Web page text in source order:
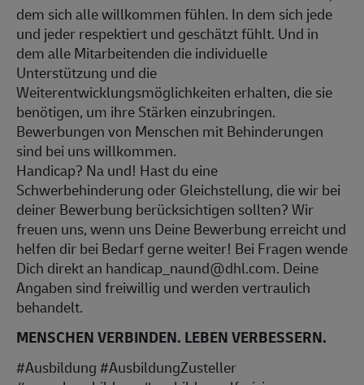
dem sich alle willkommen fühlen. In dem sich jede
und jeder respektiert und geschätzt fühlt. Und in
dem alle Mitarbeitenden die individuelle
Unterstützung und die
Weiterentwicklungsmöglichkeiten erhalten, die sie
benötigen, um ihre Stärken einzubringen.
Bewerbungen von Menschen mit Behinderungen
sind bei uns willkommen.
Handicap? Na und! Hast du eine
Schwerbehinderung oder Gleichstellung, die wir bei
deiner Bewerbung berücksichtigen sollten? Wir
freuen uns, wenn uns Deine Bewerbung erreicht und
helfen dir bei Bedarf gerne weiter! Bei Fragen wende
Dich direkt an handicap_naund@dhl.com. Deine
Angaben sind freiwillig und werden vertraulich
behandelt.
MENSCHEN VERBINDEN. LEBEN VERBESSERN.
#Ausbildung #AusbildungZusteller